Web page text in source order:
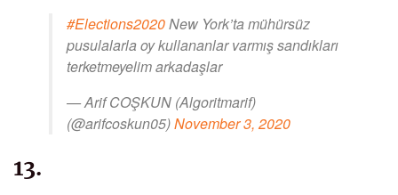
#Elections2020New York’ta mühürsüz
pusulalarla oy kullananlar varmış sandıkları
terketmeyelim arkadaşlar
— Arif COŞKUN (Algoritmarif)
(@arifcoskun05)November 3, 2020
13.